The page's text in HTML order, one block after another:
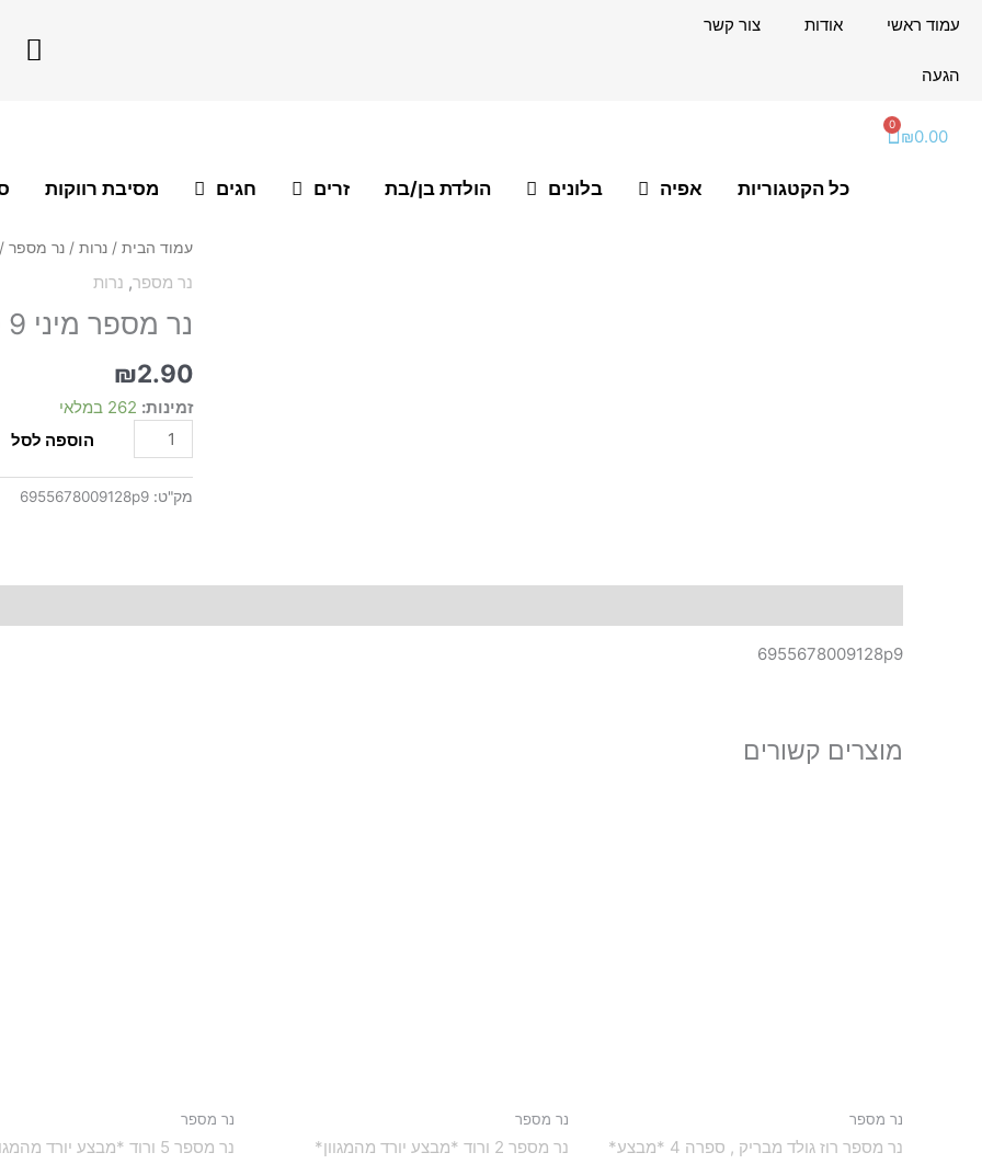
לתוכןעמוד ראשי אודות צור קשר
הגעה
F
a
k
₪0.00
0
עגלת
כל הקטגוריות אפיה בלונים הולדת בן/בת זרים חגים מסיבת רווקות
עמוד הבית / נרות / נר מספר /
נר מספר, נרות
נר מספר מיני 9 פסטל ורוד
₪2.90
זמינות: 262 במלאי
כמות
נר
מספר
9
ורוד
הוספה לסל
מק"ט: 6955678009128p9
6955678009128p9
מוצרים קשורים
נר מספר
נר מספר רוז גולד מבריק , ספרה 4 *מבצע*
נר מספר
נר מספר 2 ורוד *מבצע יורד מהמגוון*
נר מספר
נר מספר 5 ורוד *מבצע יורד מהמגוון*